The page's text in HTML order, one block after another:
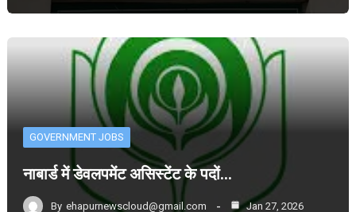
GOVERNMENT JOBS
नाबार्ड में डेवलपमेंट असिस्टेंट के पदों…
By ehapurnewscloud@gmail.com Jan 27, 2026